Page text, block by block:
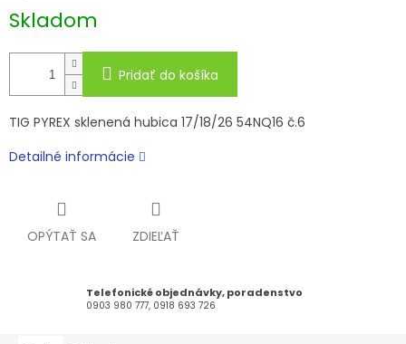
Jednotková
cena:
Skladom
Pridať do košíka
TIG PYREX sklenená hubica 17/18/26 54NQ16 č.6
Detailné informácie
OPÝTAŤ SA ZDIEĽAŤ
Telefonické objednávky, poradenstvo
0903 980 777, 0918 693 726